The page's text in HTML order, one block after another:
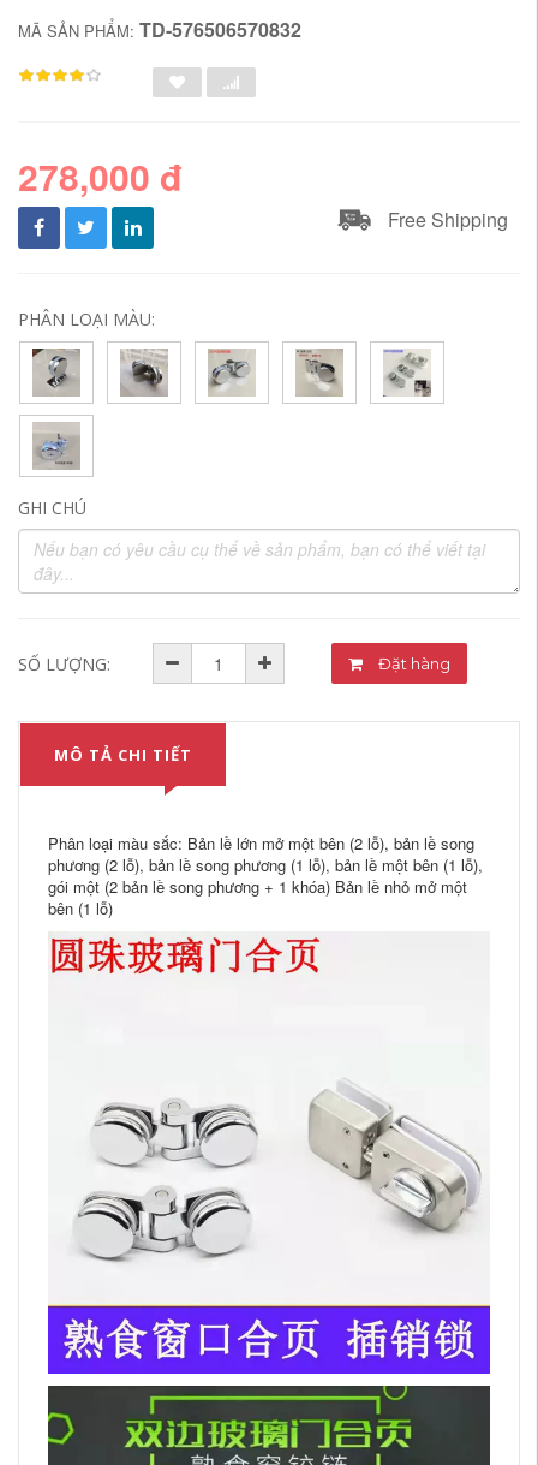
MÃ SẢN PHẨM: TD-576506570832
278,000 đ
Free Shipping
PHÂN LOẠI MÀU:
GHI CHÚ
SỐ LƯỢNG: Đặt hàng
MÔ TẢ CHI TIẾT
Phân loại màu sắc: Bản lề lớn mở một bên (2 lỗ), bản lề song
phương (2 lỗ), bản lề song phương (1 lỗ), bản lề một bên (1 lỗ),
gói một (2 bản lề song phương + 1 khóa) Bản lề nhỏ mở một
bên (1 lỗ)